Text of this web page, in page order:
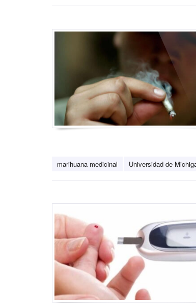
marihuana medicinal Universidad de